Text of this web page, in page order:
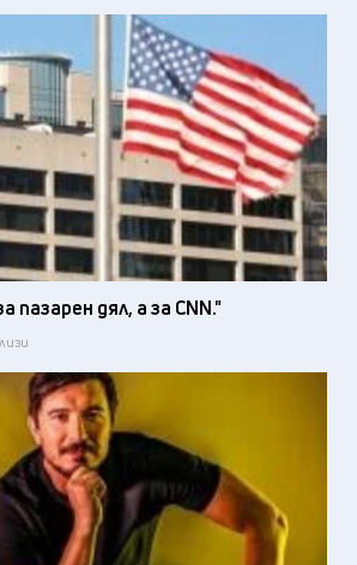
пазарен дял, а за CNN."